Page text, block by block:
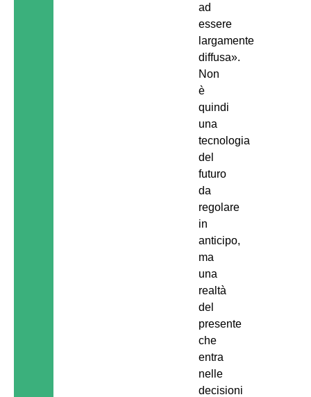
ad
essere
largamente
diffusa».
Non
è
quindi
una
tecnologia
del
futuro
da
regolare
in
anticipo,
ma
una
realtà
del
presente
che
entra
nelle
decisioni